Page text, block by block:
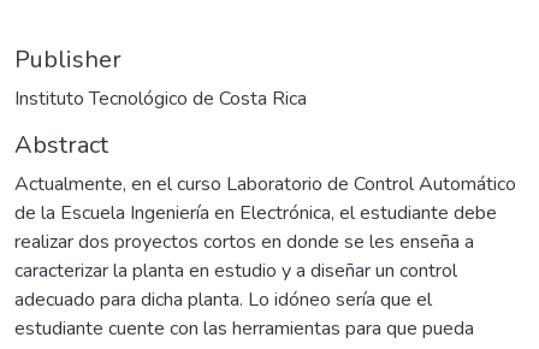
Publisher
Instituto Tecnológico de Costa Rica
Abstract
Actualmente, en el curso Laboratorio de Control Automático
de la Escuela Ingeniería en Electrónica, el estudiante debe
realizar dos proyectos cortos en donde se les enseña a
caracterizar la planta en estudio y a diseñar un control
adecuado para dicha planta. Lo idóneo sería que el
estudiante cuente con las herramientas para que pueda